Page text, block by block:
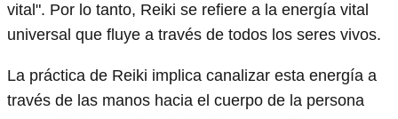
vital". Por lo tanto, Reiki se refiere a la energía vital
universal que fluye a través de todos los seres vivos.
La práctica de Reiki implica canalizar esta energía a
través de las manos hacia el cuerpo de la persona